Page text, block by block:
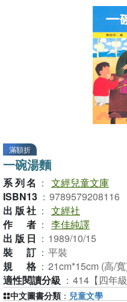
滿額折
一碗湯麵
系列名 ： 文經兒童文庫
ISBN13 ： 9789579208116
出版社 ： 文經社
作者 ： 李佳純譯
出版日 ： 1989/10/15
裝訂 ： 平裝
規格 ： 21cm*15cm (高/
適性閱讀分級 ： 414【四年級
中文圖書分類 ： 兒童文學